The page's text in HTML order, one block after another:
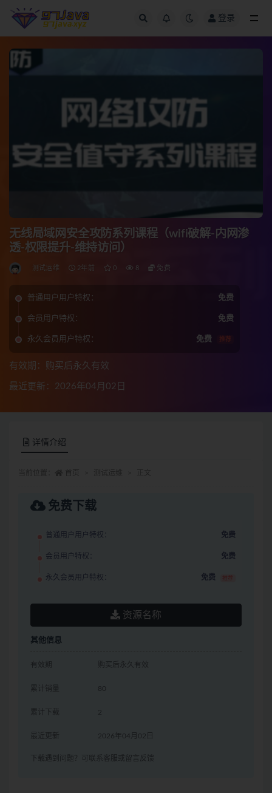
登录
无线局域网安全攻防系列课程（wifi破解-内网渗
透-权限提升-维持访问）
测试运维 2年前 0 8 免费
普通用户用户特权： 免费
会员用户特权： 免费
永久会员用户特权： 免费 推荐
有效期：购买后永久有效
最近更新：2026年04月02日
详情介绍
免费下载
普通用户用户特权： 免费
会员用户特权： 免费
永久会员用户特权： 免费 推荐
资源名称
其他信息
有效期 购买后永久有效
累计销量 80
累计下载 2
最近更新 2026年04月02日
下载遇到问题？可联系客服或留言反馈